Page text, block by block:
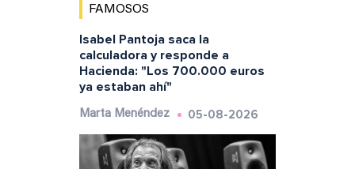
FAMOSOS
Isabel Pantoja saca la
calculadora y responde a
Hacienda: "Los 700.000 euros
ya estaban ahí"
Marta Menéndez 05-08-2026